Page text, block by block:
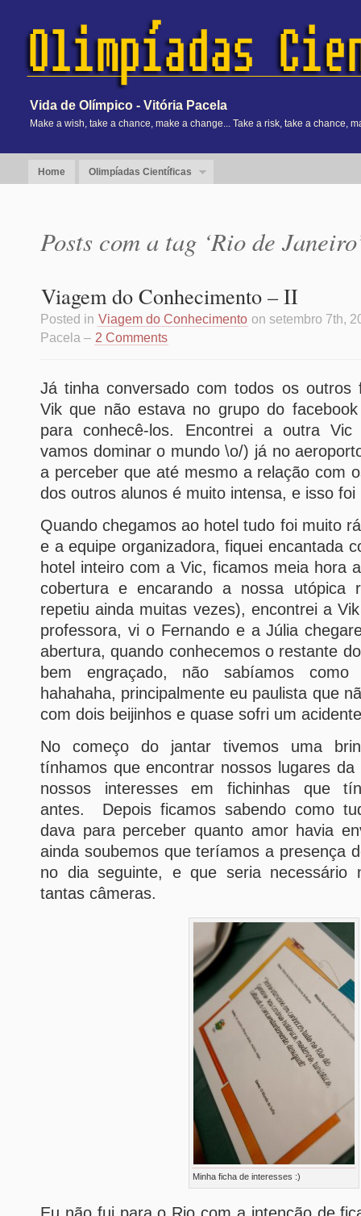
Vida de Olímpico - Vitória Pacela
Make a wish, take a chance, make a change... Take a risk, take a chance,
Home Olimpíadas Científicas
Posts com a tag ‘Rio de
Viagem do Conhecimento – II
Posted in Viagem do Conhecimento on setembro 7th,
Pacela – 2 Comments
Já tinha conversado com todos os outros
Vik que não estava no grupo do
para conhecê-los. Encontrei a outra
vamos dominar o mundo \o/) já no
a perceber que até mesmo a relação com
dos outros alunos é muito intensa, e isso foi
Quando chegamos ao hotel tudo foi muito
e a equipe organizadora, fiquei encantada
hotel inteiro com a Vic, ficamos meia hora
cobertura e encarando a nossa utópica
repetiu ainda muitas vezes), encontrei a
professora, vi o Fernando e a Júlia
abertura, quando conhecemos o restante
bem engraçado, não sabíamos como
hahahaha, principalmente eu paulista que
com dois beijinhos e quase sofri um
No começo do jantar tivemos uma
tínhamos que encontrar nossos lugares da
nossos interesses em fichinhas que
antes. Depois ficamos sabendo como
dava para perceber quanto amor havia
ainda soubemos que teríamos a presença
no dia seguinte, e que seria necessário
tantas câmeras.
Minha ficha de interesses :)